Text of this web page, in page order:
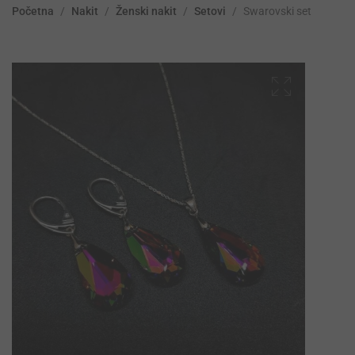
Početna / Nakit / Ženski nakit / Setovi / Swarovski set